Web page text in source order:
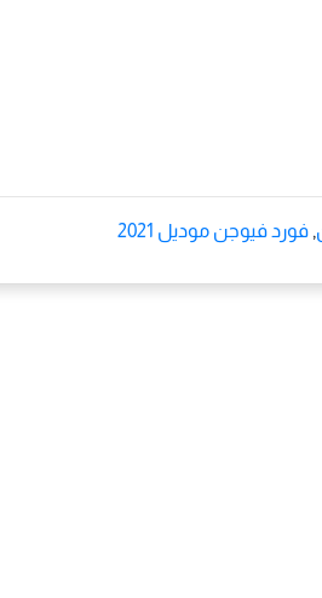
, فورد فيوجن موديل 2021